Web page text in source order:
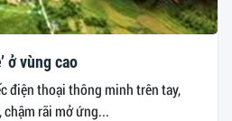
ở vùng cao
điện thoại thông minh trên tay,
chậm rãi mở ứng...